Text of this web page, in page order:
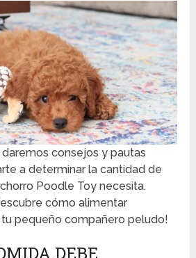
consejos y pautas
a determinar la cantidad de
Poodle Toy necesita.
cómo alimentar
pequeño compañero peludo!
DEBE